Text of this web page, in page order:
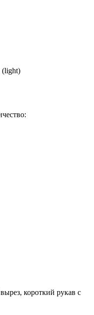
(light)
короткий рукав с